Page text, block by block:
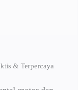
& Terpercaya